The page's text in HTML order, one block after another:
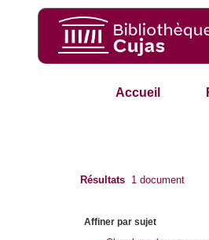
Accueil
Résultats 1 document
Affiner par sujet